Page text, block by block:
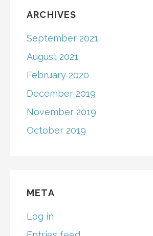
ARCHIVES
September 2021
August 2021
February 2020
December 2019
November 2019
October 2019
META
Log in